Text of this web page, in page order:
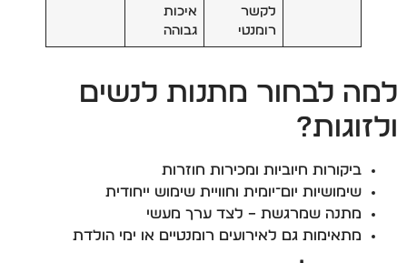
לקשר
רומנטי
איכות
גבוהה
למה לבחור מתנות לנשים
ולזוגות?
ביקורות חיוביות ומכירות חוזרות
שימושיות יום־יומית וחוויית שימוש ייחודית
מתנה שמרגשת – לצד ערך מעשי
מתאימות גם לאירועים רומנטיים או ימי הולדת